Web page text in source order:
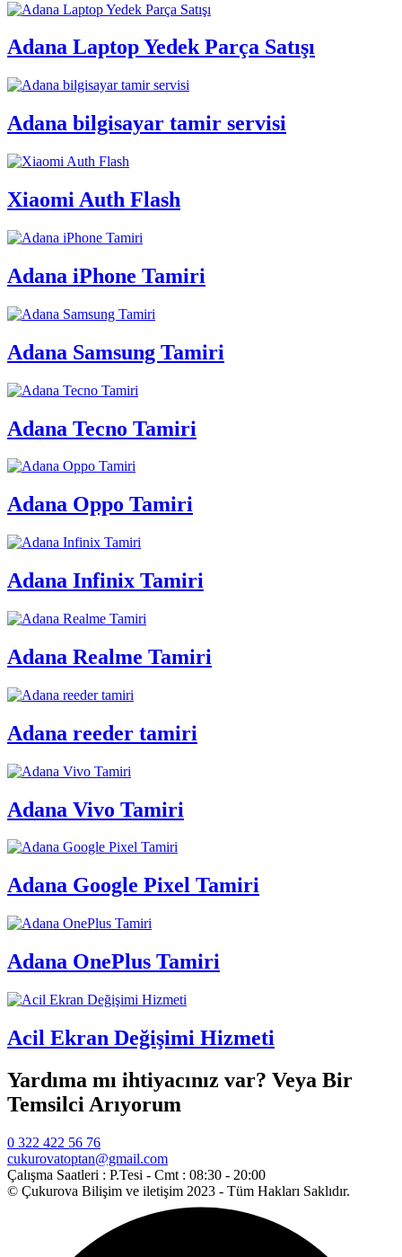
Adana Laptop Yedek Parça Satışı
Adana bilgisayar tamir servisi
Xiaomi Auth Flash
Adana iPhone Tamiri
Adana Samsung Tamiri
Adana Tecno Tamiri
Adana Oppo Tamiri
Adana Infinix Tamiri
Adana Realme Tamiri
Adana reeder tamiri
Adana Vivo Tamiri
Adana Google Pixel Tamiri
Adana OnePlus Tamiri
Acil Ekran Değişimi Hizmeti
Yardıma mı ihtiyacınız var? Veya Bir
Temsilci Arıyorum
0 322 422 56 76
cukurovatoptan@gmail.com
Çalışma Saatleri : P.Tesi - Cmt : 08:30 - 20:00
© Çukurova Bilişim ve iletişim 2023 - Tüm Hakları Saklıdır.